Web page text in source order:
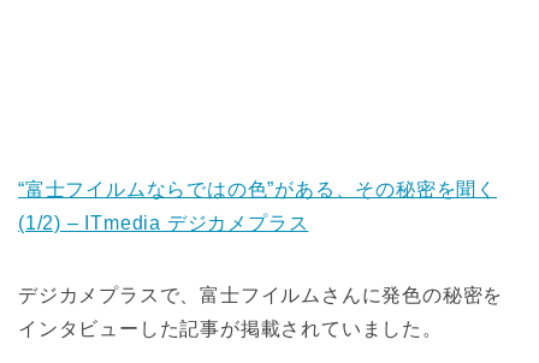
“富士フイルムならではの色”がある、その秘密を聞く
(1/2) – ITmedia デジカメプラス
デジカメプラスで、富士フイルムさんに発色の秘密を
インタビューした記事が掲載されていました。